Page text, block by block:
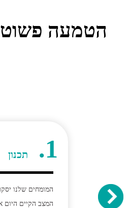
הטמעה
1. תכנון
המומחים שלנו
המצב הקיים היום